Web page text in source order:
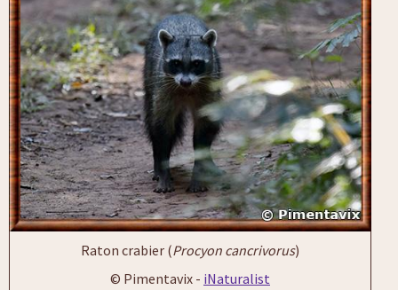
Raton crabier (Procyon cancrivorus)
© Pimentavix - iNaturalist